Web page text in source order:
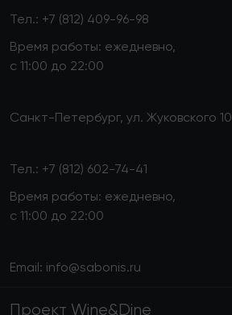
Тел.: +7 (812) 409-96-98
Время работы: ежедневно,
с 11:00 до 22:00
Санкт-Петербург, ул. Жуковского 10
Тел.: +7 (812) 602-74-41
Время работы: ежедневно,
с 11:00 до 22:00
Email: info@sabonis.ru
Проект Wine&Dine